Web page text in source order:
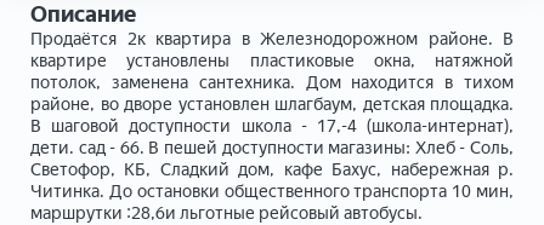
Описание
Продаётся 2к квартира в Железнодорожном районе. В
квартире установлены пластиковые окна, натяжной
потолок, заменена сантехника. Дом находится в тихом
районе, во дворе установлен шлагбаум, детская площадка.
В шаговой доступности школа - 17,-4 (школа-интернат),
дети. сад - 66. В пешей доступности магазины: Хлеб - Соль,
Светофор, КБ, Сладкий дом, кафе Бахус, набережная р.
Читинка. До остановки общественного транспорта 10 мин,
маршрутки :28,6и льготные рейсовый автобусы.